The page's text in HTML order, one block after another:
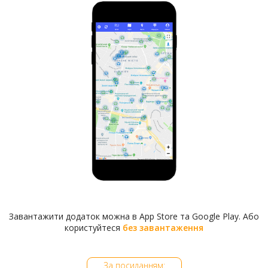
Завантажити додаток можна в App Store та Google Play. Або
користуйтеся без завантаження
За посиланням: